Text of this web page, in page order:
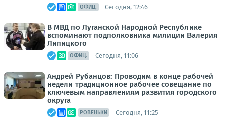
ОФИЦ. Сегодня, 12:46
В МВД по Луганской Народной Республике
вспоминают подполковника милиции Валерия
Липицкого
ОФИЦ. Сегодня, 11:06
Андрей Рубанцов: Проводим в конце рабочей
недели традиционное рабочее совещание по
ключевым направлениям развития городского
округа
РОВЕНЬКИ Сегодня, 11:25